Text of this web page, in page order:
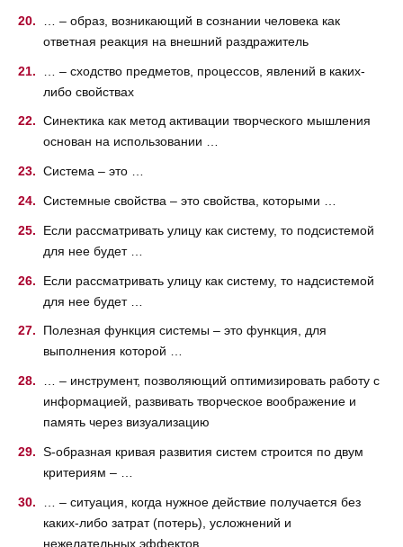
… – образ, возникающий в сознании человека как
ответная реакция на внешний раздражитель
… – сходство предметов, процессов, явлений в каких-
либо свойствах
Синектика как метод активации творческого мышления
основан на использовании …
Система – это …
Системные свойства – это свойства, которыми …
Если рассматривать улицу как систему, то подсистемой
для нее будет …
Если рассматривать улицу как систему, то надсистемой
для нее будет …
Полезная функция системы – это функция, для
выполнения которой …
… – инструмент, позволяющий оптимизировать работу с
информацией, развивать творческое воображение и
память через визуализацию
S-образная кривая развития систем строится по двум
критериям – …
… – ситуация, когда нужное действие получается без
каких-либо затрат (потерь), усложнений и
нежелательных эффектов …